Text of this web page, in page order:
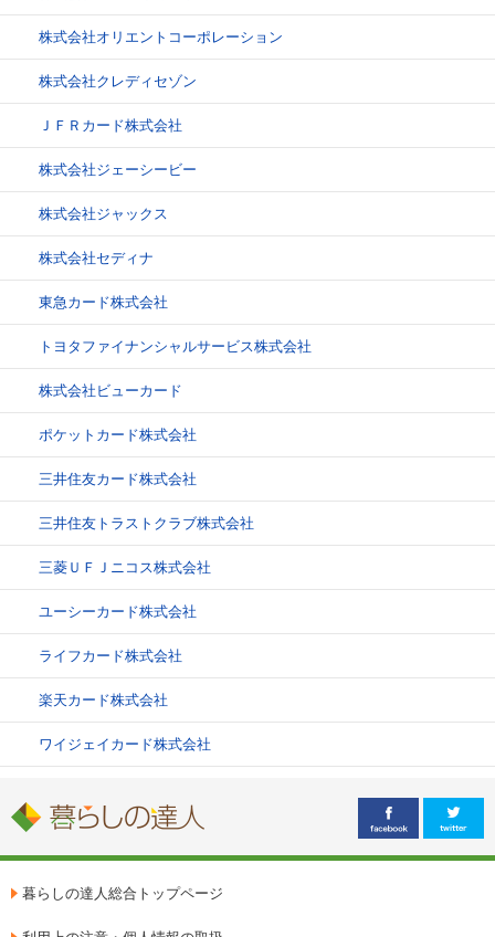
株式会社オリエントコーポレーション
株式会社クレディセゾン
ＪＦＲカード株式会社
株式会社ジェーシービー
株式会社ジャックス
株式会社セディナ
東急カード株式会社
トヨタファイナンシャルサービス株式会社
株式会社ビューカード
ポケットカード株式会社
三井住友カード株式会社
三井住友トラストクラブ株式会社
三菱ＵＦＪニコス株式会社
ユーシーカード株式会社
ライフカード株式会社
楽天カード株式会社
ワイジェイカード株式会社
暮らしの達人総合トップページ